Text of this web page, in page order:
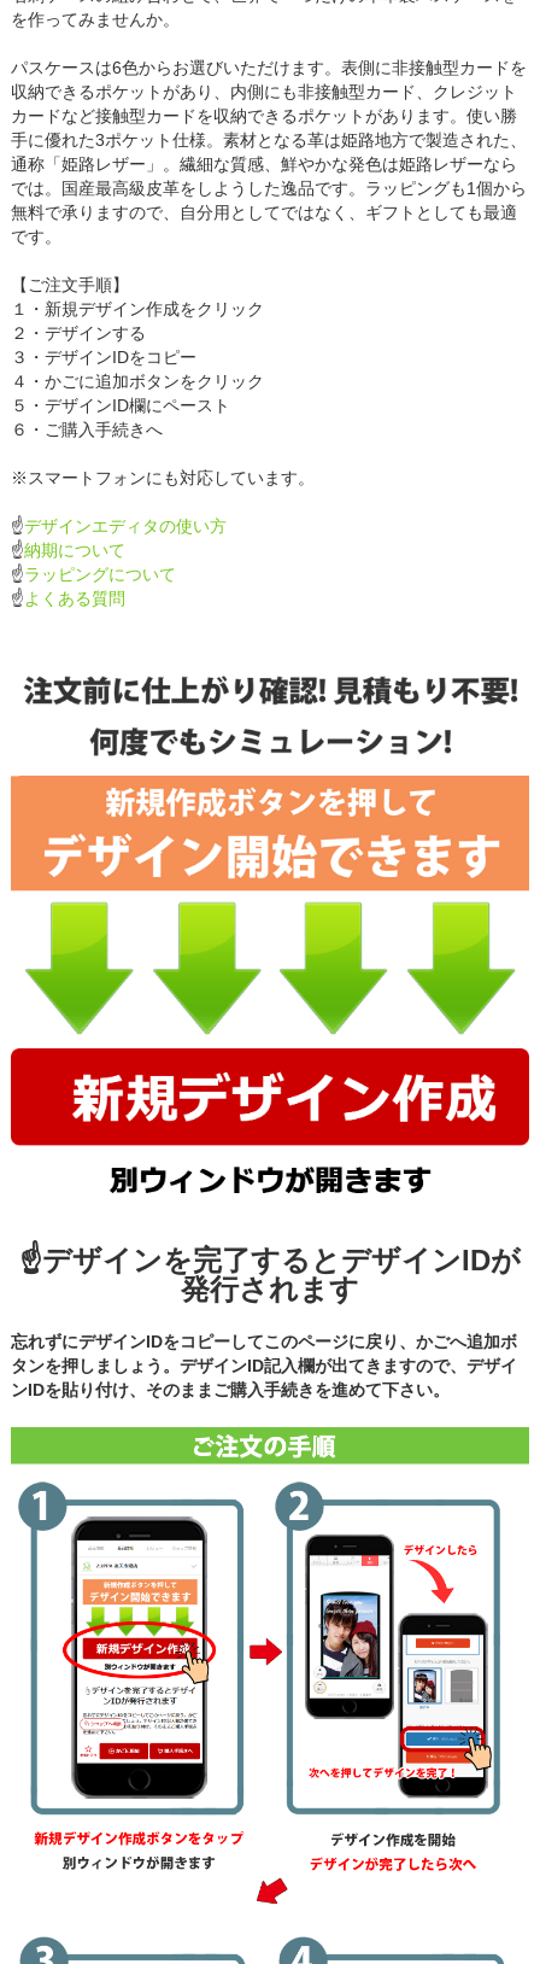
を作ってみませんか。
パスケースは6色からお選びいただけます。表側に非接触型カードを
収納できるポケットがあり、内側にも非接触型カード、クレジット
カードなど接触型カードを収納できるポケットがあります。使い勝
手に優れた3ポケット仕様。素材となる革は姫路地方で製造された、
通称「姫路レザー」。繊細な質感、鮮やかな発色は姫路レザーなら
では。国産最高級皮革をしようした逸品です。ラッピングも1個から
無料で承りますので、自分用としてではなく、ギフトとしても最適
です。
【ご注文手順】
１・新規デザイン作成をクリック
２・デザインする
３・デザインIDをコピー
４・かごに追加ボタンをクリック
５・デザインID欄にペースト
６・ご購入手続きへ
※スマートフォンにも対応しています。
☝デザインエディタの使い方
☝納期について
☝ラッピングについて
☝よくある質問
☝デザインを完了するとデザインIDが
発行されます
忘れずにデザインIDをコピーしてこのページに戻り、かごへ追加ボ
タンを押しましょう。デザインID記入欄が出てきますので、デザイ
ンIDを貼り付け、そのままご購入手続きを進めて下さい。